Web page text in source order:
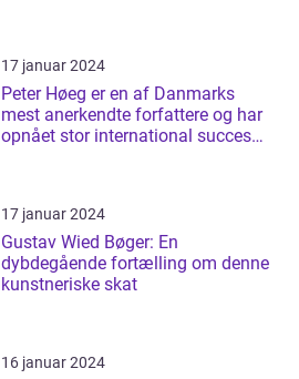
17 januar 2024
Peter Høeg er en af Danmarks
mest anerkendte forfattere og har
opnået stor international succes
17 januar 2024
Gustav Wied Bøger: En
dybdegående fortælling om denne
kunstneriske skat
16 januar 2024